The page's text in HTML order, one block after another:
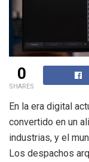
0
SHARES
En la era digital
convertido en un
industrias, y el
Los despachos